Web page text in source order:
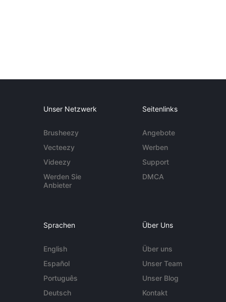
Unser Netzwerk
Brusheezy
Vecteezy
Videezy
Werden Sie
Anbieter
Seitenlinks
Angebote
Werben
Support
DMCA
Sprachen
English
Español
Português
Deutsch
Über Uns
Über uns
Unser Team
Unser Blog
Kontakt